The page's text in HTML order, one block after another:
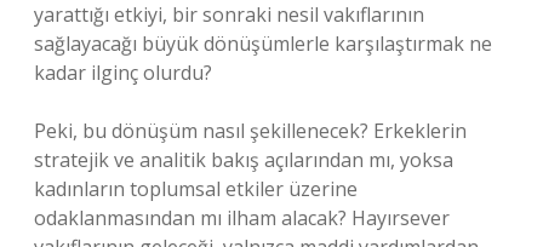
yarattığı etkiyi, bir sonraki nesil vakıflarının
sağlayacağı büyük dönüşümlerle karşılaştırmak ne
kadar ilginç olurdu?
Peki, bu dönüşüm nasıl şekillenecek? Erkeklerin
stratejik ve analitik bakış açılarından mı, yoksa
kadınların toplumsal etkiler üzerine
odaklanmasından mı ilham alacak? Hayırsever